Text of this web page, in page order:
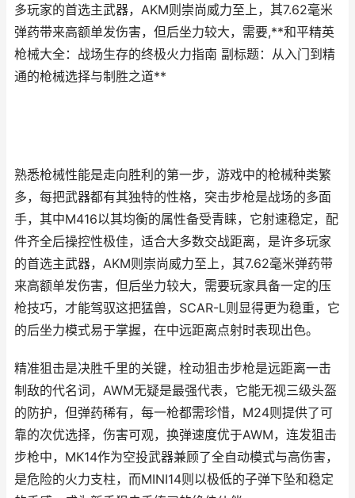
多玩家的首选主武器，AKM则崇尚威力至上，其7.62毫米
弹药带来高额单发伤害，但后坐力较大，需要,**和平精英
枪械大全：战场生存的终极火力指南 副标题：从入门到精
通的枪械选择与制胜之道**
熟悉枪械性能是走向胜利的第一步，游戏中的枪械种类繁
多，每把武器都有其独特的性格，突击步枪是战场的多面
手，其中M416以其均衡的属性备受青睐，它射速稳定，配
件齐全后操控性极佳，适合大多数交战距离，是许多玩家
的首选主武器，AKM则崇尚威力至上，其7.62毫米弹药带
来高额单发伤害，但后坐力较大，需要玩家具备一定的压
枪技巧，才能驾驭这把猛兽，SCAR-L则显得更为稳重，它
的后坐力模式易于掌握，在中远距离点射时表现出色。
精准狙击是决胜千里的关键，栓动狙击步枪是远距离一击
制敌的代名词，AWM无疑是最强代表，它能无视三级头盔
的防护，但弹药稀有，每一枪都需珍惜，M24则提供了可
靠的次优选择，伤害可观，换弹速度优于AWM，连发狙击
步枪中，MK14作为空投武器兼顾了全自动模式与高伤害，
是危险的火力支柱，而MINI14则以极低的子弹下坠和稳定